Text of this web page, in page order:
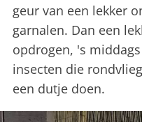
geur van een lekker
garnalen. Dan een
opdrogen, 's
insecten die
een dutje doen.